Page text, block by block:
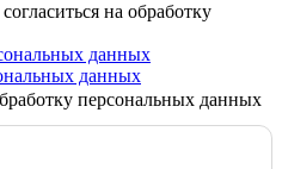
на обработку
данных
данных
персональных данных